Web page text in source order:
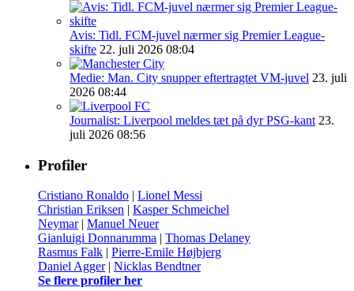
Avis: Tidl. FCM-juvel nærmer sig Premier League-
skifte 22. juli 2026 08:04
Medie: Man. City snupper eftertragtet VM-juvel 23. juli
2026 08:44
Journalist: Liverpool meldes tæt på dyr PSG-kant 23.
juli 2026 08:56
Profiler
Cristiano Ronaldo | Lionel Messi
Christian Eriksen | Kasper Schmeichel
Neymar| Manuel Neuer
Gianluigi Donnarumma | Thomas Delaney
Rasmus Falk | Pierre-Emile Højbjerg
Daniel Agger| Nicklas Bendtner
Se flere profiler her